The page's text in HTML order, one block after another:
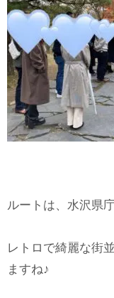
ルートは、水沢県
レトロで綺麗な街
ますね♪